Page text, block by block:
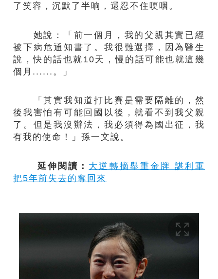
了笑容，沉默了半晌，還忍不住哽咽。
她說：「前一個月，我的父親其實已經
被下病危通知書了。我很難選擇，因為醫生
說，快的話也就10天，慢的話可能也就這幾
個月......。」
「其實我知道打比賽是需要隔離的，然
後我害怕有可能回國以後，就看不到我父親
了。但是我沒辦法，我必須得為國出征，我
有我的使命！」孫一文說。
延伸閱讀： 大逆轉摘舉重金牌 諶利軍
把5年前失去的奪回來